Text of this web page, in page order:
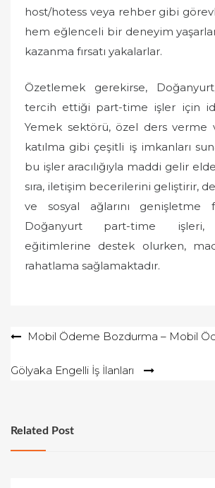
host/hotess veya rehber gibi
hem eğlenceli bir deneyim
kazanma fırsatı yakalarlar.
Özetlemek gerekirse,
tercih ettiği part-time işler için
Yemek sektörü, özel ders verme
katılma gibi çeşitli iş imkanları
bu işler aracılığıyla maddi gelir
sıra, iletişim becerilerini geliştirir,
ve sosyal ağlarını genişletme
Doğanyurt part-time işleri,
eğitimlerine destek olurken,
rahatlama sağlamaktadır.
YazıMobil Ödeme Bozdurma – Mobil
Gölyaka Engelli İş İlanları
Related Post